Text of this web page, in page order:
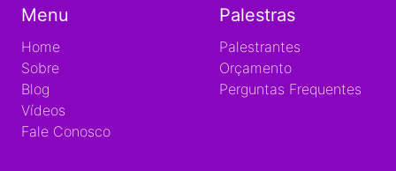
Menu
Home
Sobre
Blog
Vídeos
Fale Conosco
Palestras
Palestrantes
Orçamento
Perguntas Frequentes